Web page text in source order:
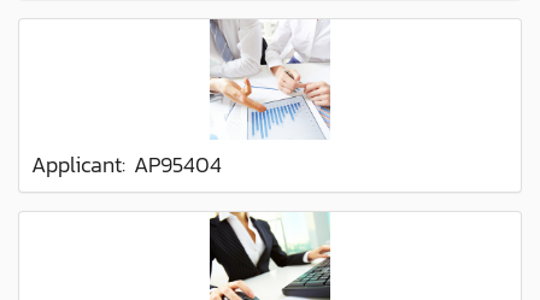
Applicant: AP95404